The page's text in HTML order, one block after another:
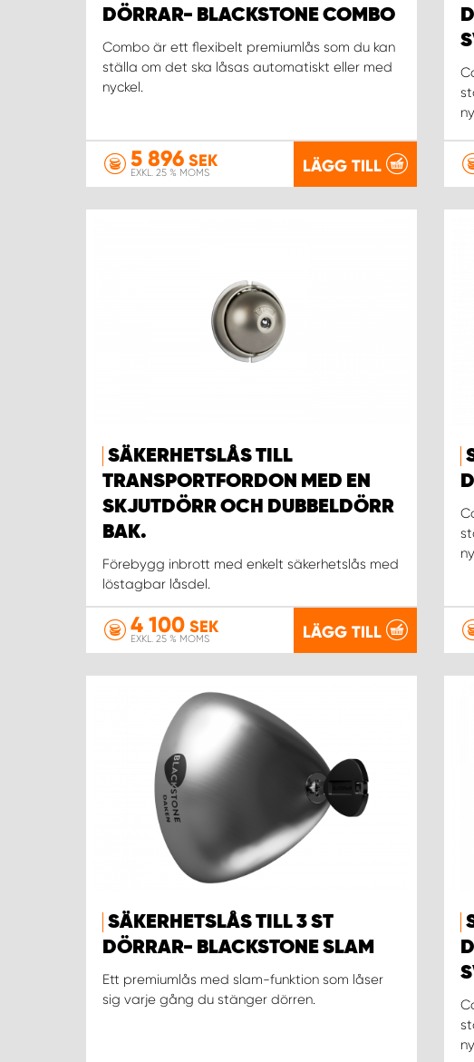
DÖRRAR- BLACKSTONE COMBO
Combo är ett flexibelt premiumlås som du kan
ställa om det ska låsas automatiskt eller med
nyckel.
5 896 SEK
EXKL. 25 % MOMS LÄGG TILL
SÄKERHETSLÅS TILL
TRANSPORTFORDON MED EN
SKJUTDÖRR OCH DUBBELDÖRR
BAK.
Förebygg inbrott med enkelt säkerhetslås med
löstagbar låsdel.
4 100 SEK
EXKL. 25 % MOMS LÄGG TILL
SÄKERHETSLÅS TILL 3 ST
DÖRRAR- BLACKSTONE SLAM
Ett premiumlås med slam-funktion som låser
sig varje gång du stänger dörren.